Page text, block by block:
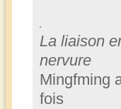
La liaison
nervure
Mingfming
fois